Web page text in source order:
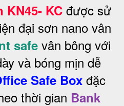
KN45- KC được sử
đại sơn nano vân
safe vân bông với
và bóng mịn dễ
Safe Box đặc
thời gian Bank